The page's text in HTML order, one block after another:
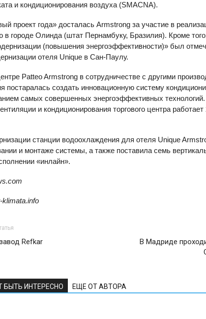
и кондиционирования воздуха (SMACNA).
проект года» досталась Armstrong за участие в
в городе Олинда (штат Пернамбуку, Бразилия). Кроме
(повышения энергоэффективности)» был
отеля Unique в Сан-Паулу.
Patteo Armstrong в сотрудничестве с другими
постаралась создать инновационную систему
самых совершенных энергоэффективных
и кондиционирования торгового центра
станции водоохлаждения для отеля Unique
и монтаже системы, а также поставила семь
«инлайн».
Refkar
В Мадриде
БЫТЬ ИНТЕРЕСНО ЕЩЕ ОТ АВТОРА